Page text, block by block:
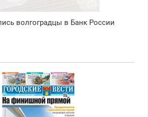
волгоградцы в Банк России